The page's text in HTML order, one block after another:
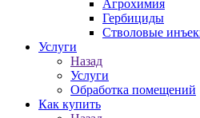
Агрохимия
Гербициды
Стволовые
Услуги
Назад
Услуги
Обработка помещений
Как купить